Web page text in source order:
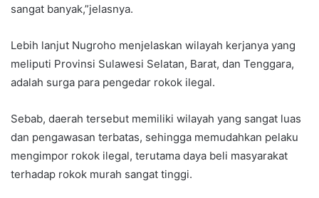
sangat banyak,”jelasnya.
Lebih lanjut Nugroho menjelaskan wilayah kerjanya yang
meliputi Provinsi Sulawesi Selatan, Barat, dan Tenggara,
adalah surga para pengedar rokok ilegal.
Sebab, daerah tersebut memiliki wilayah yang sangat luas
dan pengawasan terbatas, sehingga memudahkan pelaku
mengimpor rokok ilegal, terutama daya beli masyarakat
terhadap rokok murah sangat tinggi.